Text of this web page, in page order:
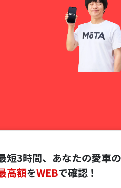
短3時間、あなたの愛車の
高額をWEBで確認！